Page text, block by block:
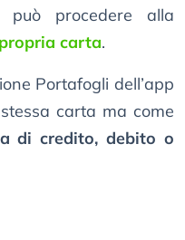
può procedere alla
carta.
Portafogli dell’app
carta ma come
di credito, debito o